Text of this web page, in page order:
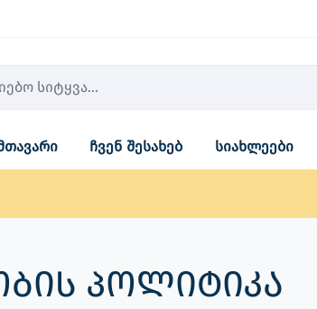
ჩვენ შესახებ სიახლეები
პოლიტიკა